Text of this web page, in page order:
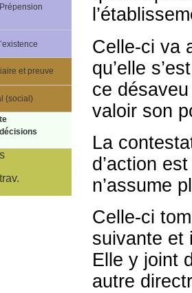
Celle-ci va
qu’elle
ce
valoir son
La
d’action
n’assume
Celle-ci
suivante et
Elle y joint
autre
et preuve
(social)